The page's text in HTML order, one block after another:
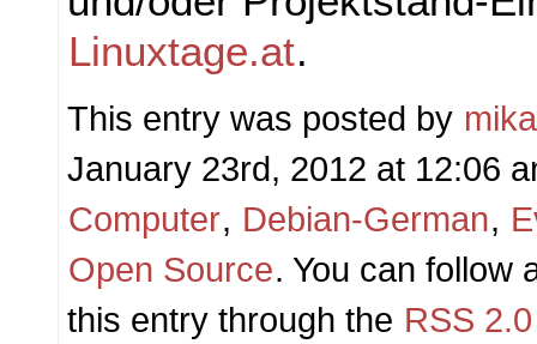
Linuxtage.at.
This entry was posted by mika
January 23rd, 2012 at 12:06
Computer, Debian-German,
Open Source. You can follow
this entry through the RSS 2.0